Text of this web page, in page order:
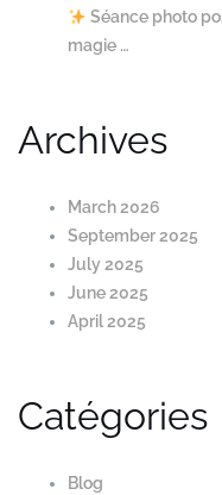
Séance photo
magie …
Archives
March 2026
September 2025
July 2025
June 2025
April 2025
Catégories
Blog